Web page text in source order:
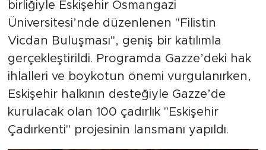
birliğiyle Eskişehir Osmangazi
Üniversitesi’nde düzenlenen "Filistin
Vicdan Buluşması", geniş bir katılımla
gerçekleştirildi. Programda Gazze’deki hak
ihlalleri ve boykotun önemi vurgulanırken,
Eskişehir halkının desteğiyle Gazze’de
kurulacak olan 100 çadırlık "Eskişehir
Çadırkenti" projesinin lansmanı yapıldı.